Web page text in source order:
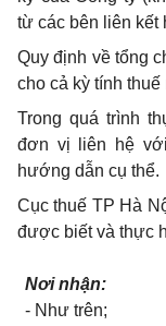
từ các bên liên kết
Quy định về tổng
cho cả kỳ tính thuế
Trong quá trình
đơn vị liên hệ
hướng dẫn cụ thể.
Cục thuế TP Hà
được biết và thực
Nơi nhận:
- Như trên;